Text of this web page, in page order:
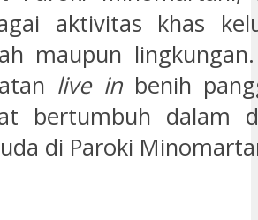
aktivitas khas
maupun
live inbenih
bertumbuh dalam
di Paroki